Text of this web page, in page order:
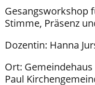
Gesangsworkshop
Stimme, Präsenz
Dozentin: Hanna
Ort:
Paul